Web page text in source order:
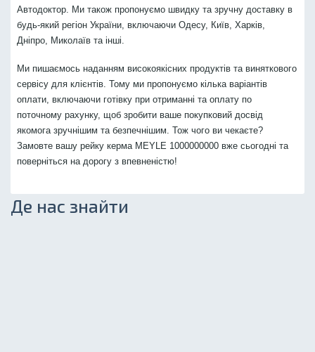
Автодоктор. Ми також пропонуємо швидку та зручну доставку в
будь-який регіон України, включаючи Одесу, Київ, Харків,
Дніпро, Миколаїв та інші.
Ми пишаємось наданням високоякісних продуктів та виняткового
сервісу для клієнтів. Тому ми пропонуємо кілька варіантів
оплати, включаючи готівку при отриманні та оплату по
поточному рахунку, щоб зробити ваше покупковий досвід
якомога зручнішим та безпечнішим. Тож чого ви чекаєте?
Замовте вашу рейку керма MEYLE 1000000000 вже сьогодні та
поверніться на дорогу з впевненістю!
Де нас знайти